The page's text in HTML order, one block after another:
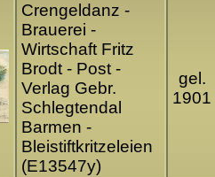
Crengeldanz -
Brauerei -
Wirtschaft Fritz
Brodt - Post -
Verlag Gebr.
Schlegtendal
Barmen -
Bleistiftkritzeleien
(E13547y)
gel.
1901